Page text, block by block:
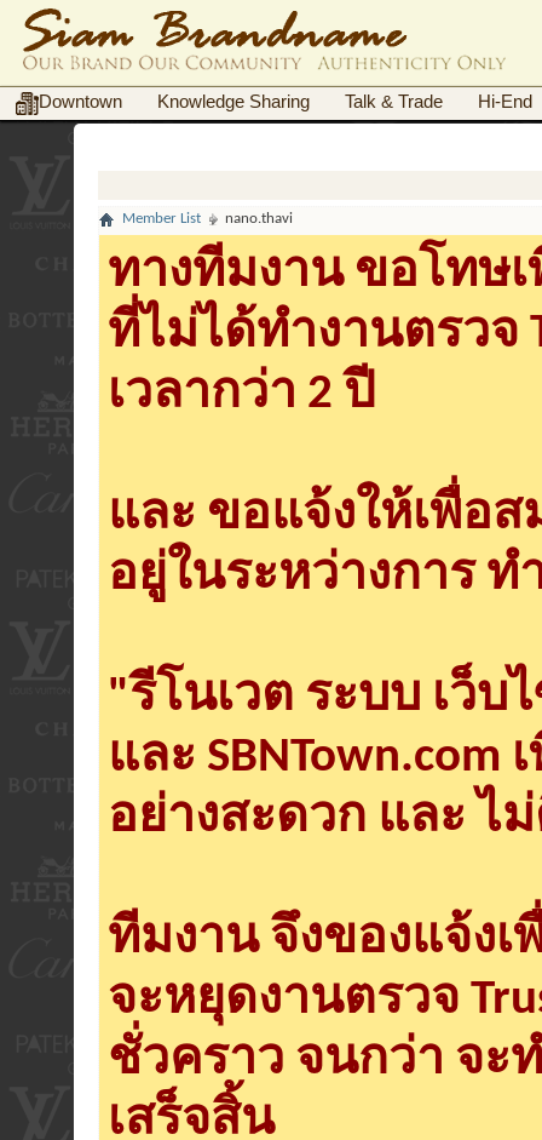
Downtown Knowledge Sharing Talk & Trade Hi-End
Member List nano.thavi
ทางทีมงาน ขอโทษ
ที่ไม่ได้ทำงานตรวจ
เวลากว่า 2 ปี
และ ขอแจ้งให้เพื่อ
อยู่ในระหว่างการ ท
"รีโนเวต ระบบ เว็บ
และ
อย่างสะดวก และ ไ
ทีมงาน จึงของแจ้ง
จะหยุดงานตรวจ
ชั่วคราว จนกว่า จะ
เสร็จสิ้น